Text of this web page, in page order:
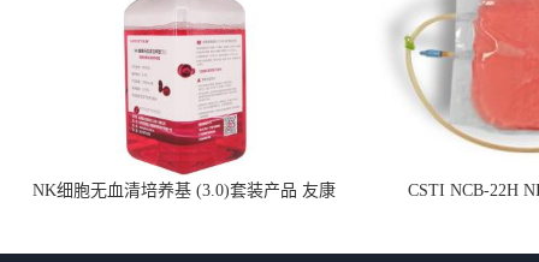
NK细胞无血清培养基 (3.0)套装产品 友康
CSTI NCB-22H